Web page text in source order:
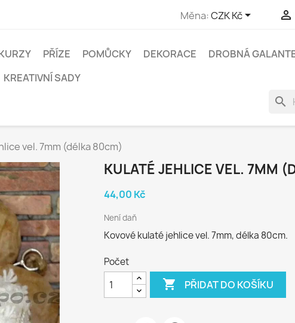
Měna:CZK Kč 
PŘÍZE POMŮCKY DEKORACE DROBNÁ
KREATIVNÍ SADY
search
vel. 7mm (délka 80cm)
KULATÉ JEHLICE VEL. 7MM
44,00 Kč
Není daň
Kovové kulaté jehlice vel. 7mm, délka 80cm.
Počet
 PŘIDAT DO KOŠÍKU